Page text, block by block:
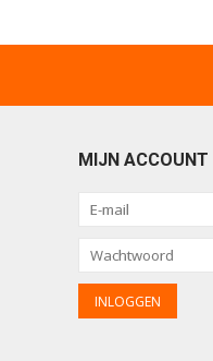
MIJN ACCOUNT